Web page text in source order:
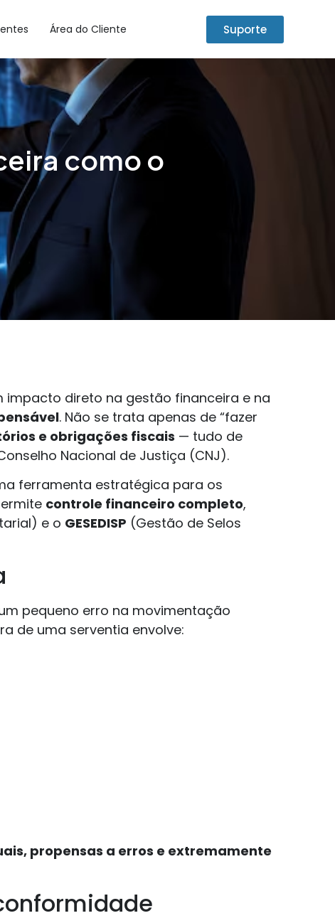
Área do Cliente Suporte
como o
impacto direto na gestão financeira e na
. Não se trata apenas de “fazer
e obrigações fiscais — tudo de
Nacional de Justiça (CNJ).
ferramenta estratégica para os
controle financeiro completo,
e o GESEDISP (Gestão de Selos
pequeno erro na movimentação
de uma serventia envolve:
propensas a erros e extremamente